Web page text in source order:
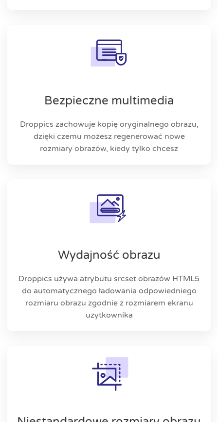
Bezpieczne multimedia
Droppics zachowuje kopię oryginalnego obrazu,
dzięki czemu możesz regenerować nowe
rozmiary obrazów, kiedy tylko chcesz
Wydajność obrazu
Droppics używa atrybutu srcset obrazów HTML5
do automatycznego ładowania odpowiedniego
rozmiaru obrazu zgodnie z rozmiarem ekranu
użytkownika